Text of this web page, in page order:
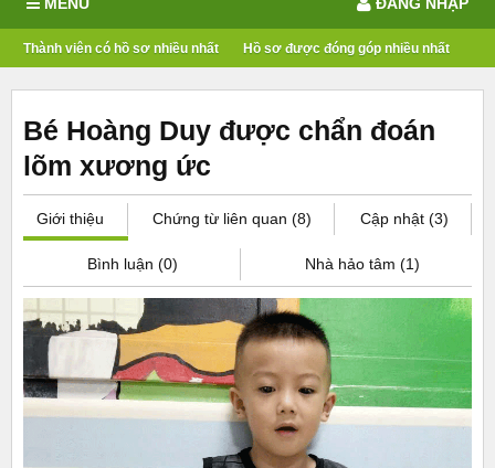
Thành viên có hồ sơ nhiều nhất Hồ sơ được đóng góp nhiều nhất
Bé Hoàng Duy được chẩn đoán
lõm xương ức
Giới thiệu Chứng từ liên quan (8) Cập nhật (3)
Bình luận (0) Nhà hảo tâm (1)